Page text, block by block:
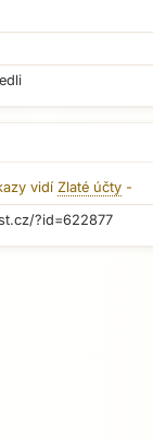
vidí Zlaté účty -
?id=622877